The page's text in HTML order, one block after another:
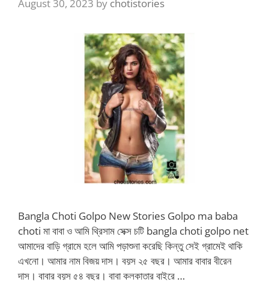
August 30, 2023 by chotistories
Bangla Choti Golpo New Stories Golpo ma baba
choti মা বাবা ও আমি থ্রিসাম সেক্স চটি bangla choti golpo net
আমাদের বাড়ি গ্রামে হলে আমি পড়াশুনা করেছি কিন্তু সেই গ্রামেই থাকি
এখনো। আমার নাম বিজয় দাস। বয়স ২৫ বছর। আমার বাবার বীরেন
দাস। বাবার বয়স ৫৪ বছর। বাবা কলকাতার বাইরে …